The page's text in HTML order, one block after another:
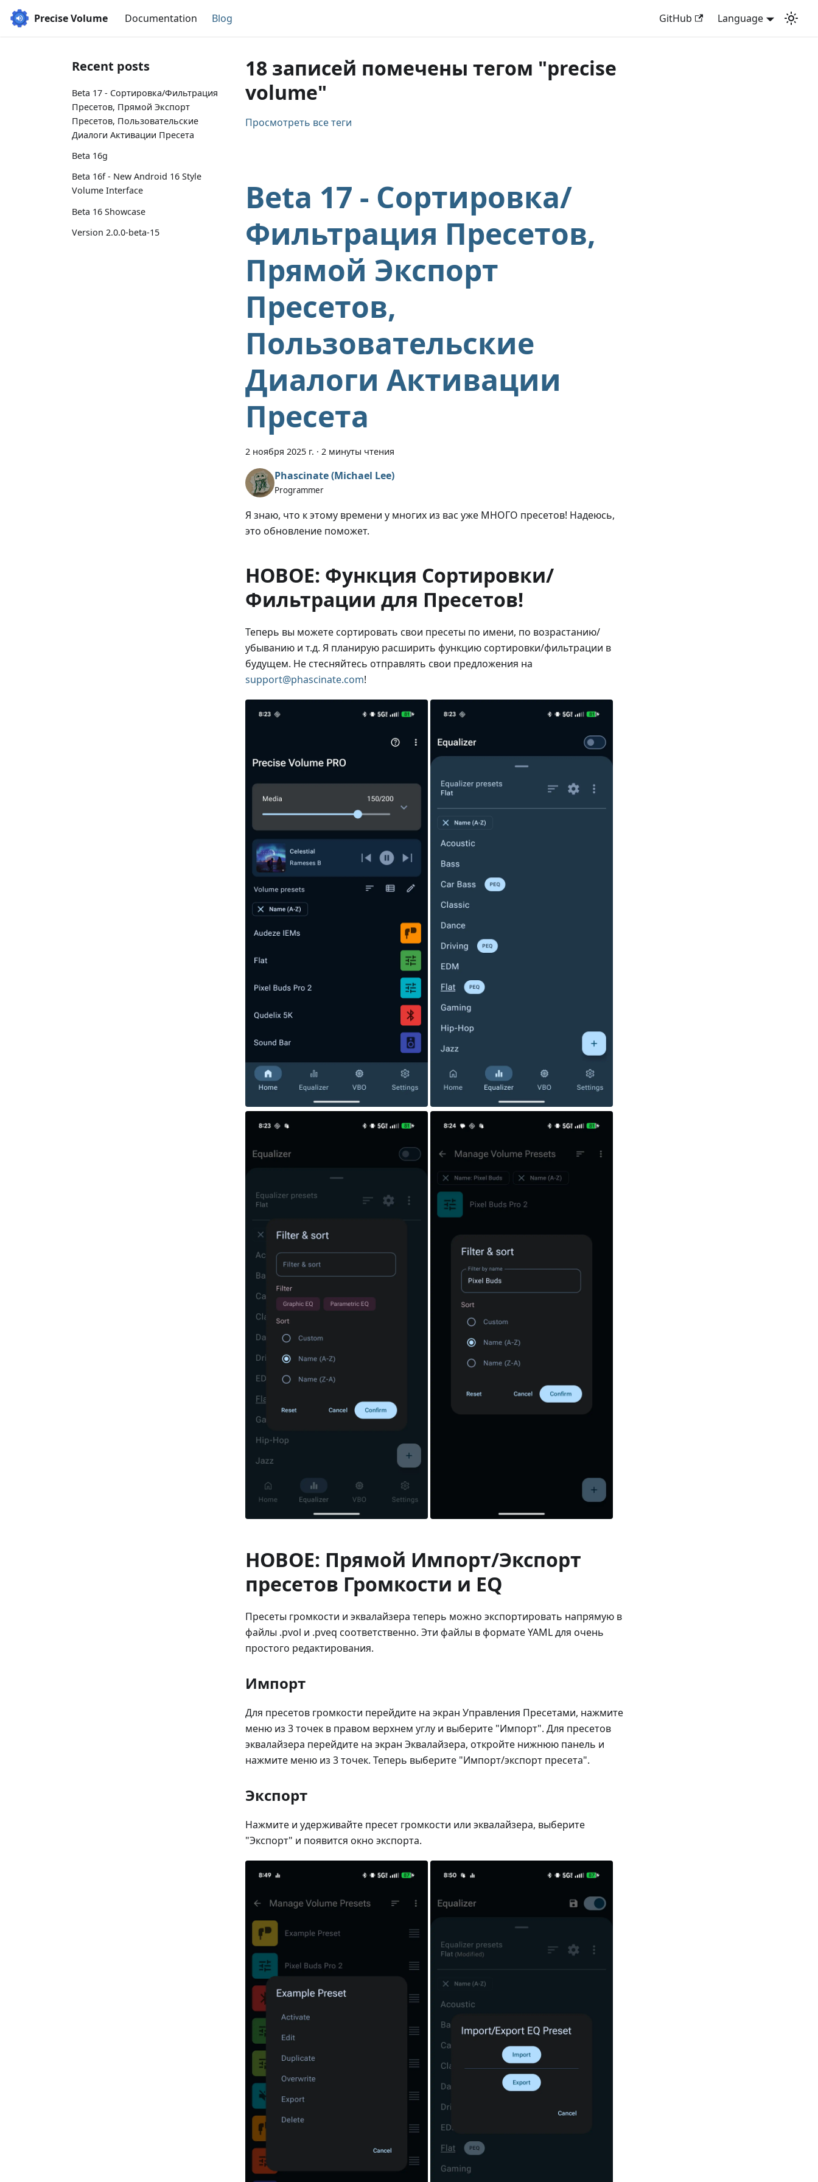
Precise Volume Documentation Blog GitHub Language
Recent posts
Beta 17 - Сортировка/Фильтрация
Пресетов, Прямой Экспорт
Пресетов, Пользовательские
Диалоги Активации Пресета
Beta 16g
Beta 16f - New Android 16 Style
Volume Interface
Beta 16 Showcase
Version 2.0.0-beta-15
18 записей помечены тегом "precise
volume"
Просмотреть все теги
Beta 17 - Сортировка/
Фильтрация Пресетов,
Прямой Экспорт
Пресетов,
Пользовательские
Диалоги Активации
Пресета
2 ноября 2025 г. · 2 минуты чтения
Phascinate (Michael Lee)
Programmer
Я знаю, что к этому времени у многих из вас уже МНОГО пресетов! Надеюсь,
это обновление поможет.
НОВОЕ: Функция Сортировки/
Фильтрации для Пресетов!
Теперь вы можете сортировать свои пресеты по имени, по возрастанию/
убыванию и т.д. Я планирую расширить функцию сортировки/фильтрации в
будущем. Не стесняйтесь отправлять свои предложения на
support@phascinate.com!
НОВОЕ: Прямой Импорт/Экспорт
пресетов Громкости и EQ
Пресеты громкости и эквалайзера теперь можно экспортировать напрямую в
файлы .pvol и .pveq соответственно. Эти файлы в формате YAML для очень
простого редактирования.
Импорт
Для пресетов громкости перейдите на экран Управления Пресетами, нажмите
меню из 3 точек в правом верхнем углу и выберите "Импорт". Для пресетов
эквалайзера перейдите на экран Эквалайзера, откройте нижнюю панель и
нажмите меню из 3 точек. Теперь выберите "Импорт/экспорт пресета".
Экспорт
Нажмите и удерживайте пресет громкости или эквалайзера, выберите
"Экспорт" и появится окно экспорта.